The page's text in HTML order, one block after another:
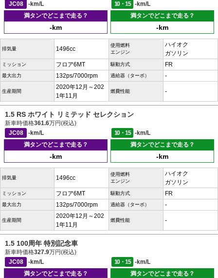
JC08
-km/L 10・15
-km/L
満タンでどこまで走る？
-km
満タンでどこまで走る？
-km
排気量 1496cc
使用燃料
エンジン
ハイオク
ガソリン
ミッション フロア6MT 駆動方式 FR
最大出力 132ps/7000rpm 過給器（ターボ） -
生産期間
2020年12月～202
1年11月
燃費性能 -
1.5 RS ホワイト リミテッド セレクション
新車時価格361.6万円(税込)
JC08
-km/L 10・15
-km/L
満タンでどこまで走る？
-km
満タンでどこまで走る？
-km
排気量 1496cc
使用燃料
エンジン
ハイオク
ガソリン
ミッション フロア6MT 駆動方式 FR
最大出力 132ps/7000rpm 過給器（ターボ） -
生産期間
2020年12月～202
1年11月
燃費性能 -
1.5 100周年 特別記念車
新車時価格327.9万円(税込)
JC08
-km/L 10・15
-km/L
満タンでどこまで走る？
満タンでどこまで走る？